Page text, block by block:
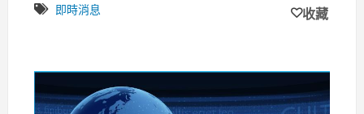
即時消息 收藏